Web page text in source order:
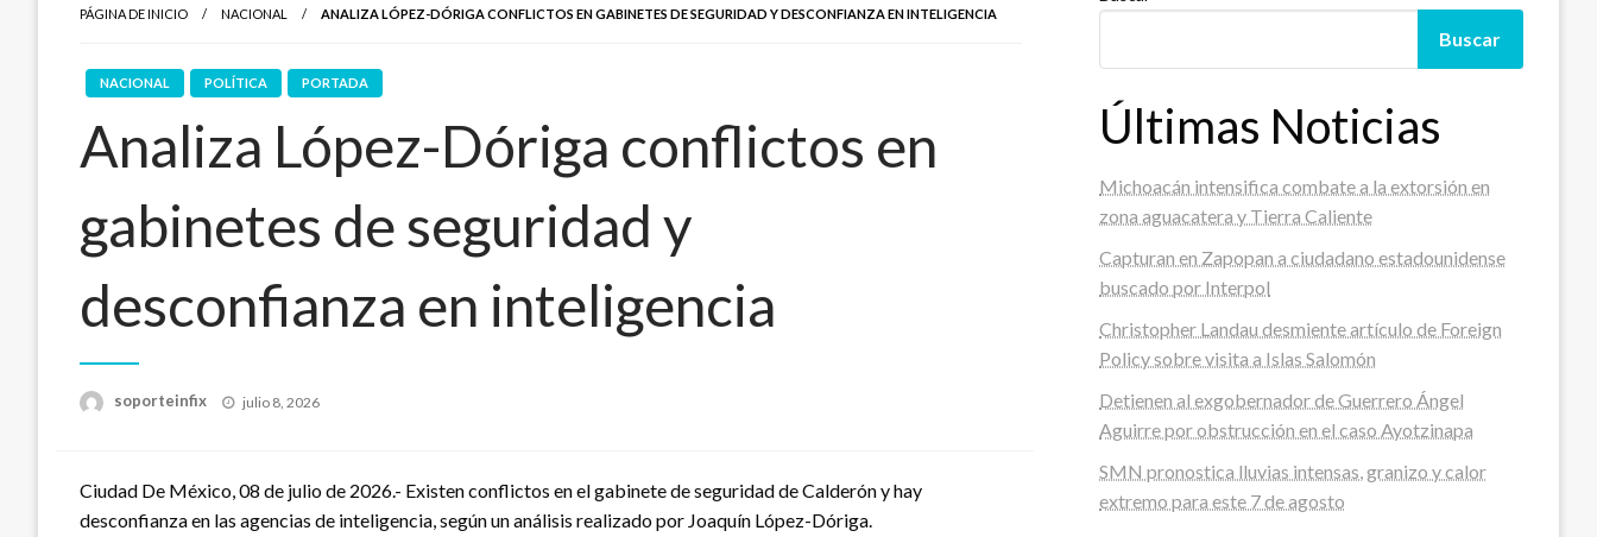
PÁGINA DE INICIO NACIONAL ANALIZA LÓPEZ-DÓRIGA CONFLICTOS EN GABINETES DE SEGURIDAD Y DESCONFIANZA EN INTELIGENCIA
NACIONAL POLÍTICA PORTADA
Analiza López-Dóriga conflictos en
gabinetes de seguridad y
desconfianza en inteligencia
soporteinfix
Publicado
julio 8, 2026
Ciudad De México, 08 de julio de 2026.- Existen conflictos en el gabinete de seguridad de Calderón y hay
desconfianza en las agencias de inteligencia, según un análisis realizado por Joaquín López-Dóriga.
Buscar
Últimas Noticias
Michoacán intensifica combate a la extorsión en
zona aguacatera y Tierra Caliente
Capturan en Zapopan a ciudadano estadounidense
buscado por Interpol
Christopher Landau desmiente artículo de Foreign
Policy sobre visita a Islas Salomón
Detienen al exgobernador de Guerrero Ángel
Aguirre por obstrucción en el caso Ayotzinapa
SMN pronostica lluvias intensas, granizo y calor
extremo para este 7 de agosto